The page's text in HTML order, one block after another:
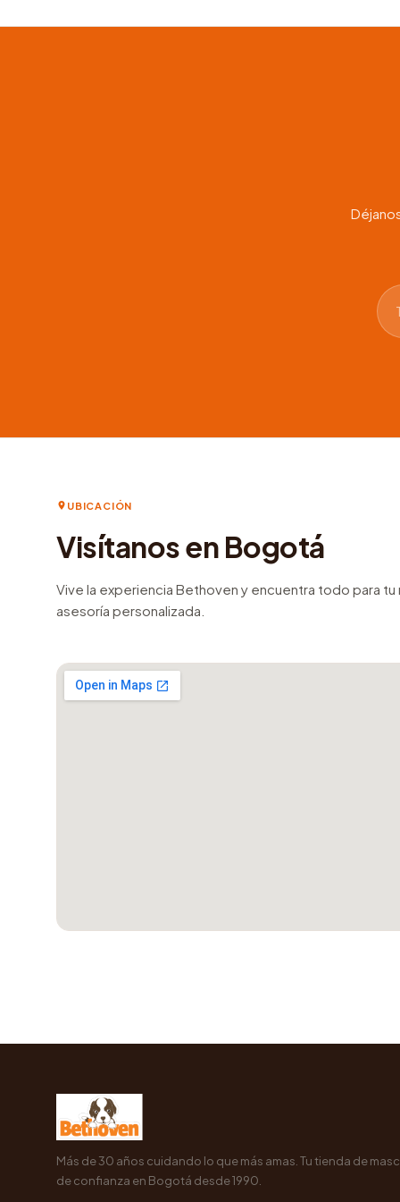
UBICACIÓN
Visítanos en Bogotá
Vive la experiencia Bethoven y encuentra todo para
asesoría personalizada.
Más de 30 años cuidando lo que más amas. Tu tienda de
de confianza en Bogotá desde 1990.